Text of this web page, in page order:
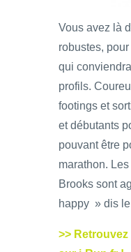
Vous avez là
robustes,
qui
profils.
footings et
et débutants
pouvant être
marathon.
Brooks sont
happy » dis
>>